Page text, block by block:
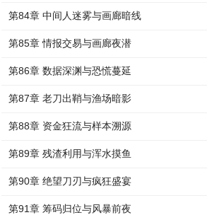
第84章 中间人迷雾与画廊暗线
第85章 情报交易与画廊夜潜
第86章 数据深渊与恐慌蔓延
第87章 老刀出鞘与渔场暗影
第88章 资金狂流与样本溯源
第89章 残渣利用与浑水摸鱼
第90章 绝望刀刃与疯狂盛宴
第91章 筹码归位与风暴前夜